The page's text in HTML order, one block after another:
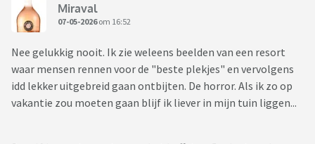
Miraval
07-05-2026om 16:52
Nee gelukkig nooit. Ik zie weleens beelden van een resort
waar mensen rennen voor de "beste plekjes" en vervolgens
idd lekker uitgebreid gaan ontbijten. De horror. Als ik zo op
vakantie zou moeten gaan blijf ik liever in mijn tuin liggen...